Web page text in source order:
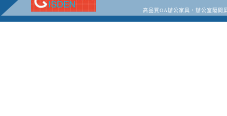
高品質OA辦公家具，辦公室隔間